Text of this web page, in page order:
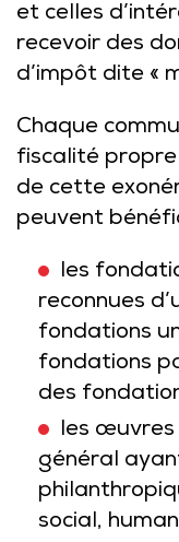
et celles
recevoir des
d’impôt dite «
Chaque
fiscalité
de cette
peuvent
les
reconnues
fondations
fondations
des
les œuvres
général
social,